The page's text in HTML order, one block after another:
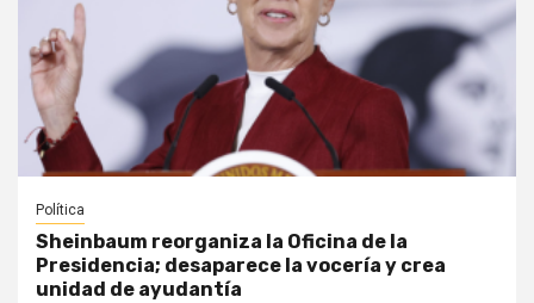
Política
Sheinbaum reorganiza la Oficina de la
Presidencia; desaparece la vocería y crea
unidad de ayudantía